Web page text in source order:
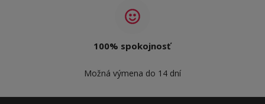
100% spokojnosť
Možná výmena do 14 dní